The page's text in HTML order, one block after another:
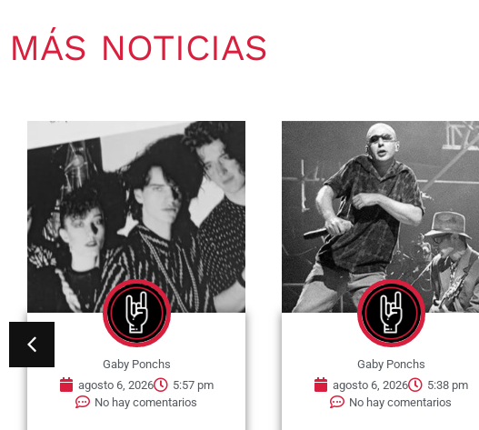
MÁS NOTICIAS
Gaby Ponchs
agosto 6, 2026
5:57 pm
No hay comentarios
Gaby Ponchs
agosto 6, 2026
5:38 pm
No hay comentarios